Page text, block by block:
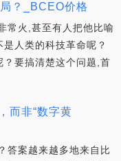
？_BCEO价格
常火,甚至有人把他比喻
人类的科技革命呢？
？要搞清楚这个问题,首
而非“数字黄
答案越来越多地来自比